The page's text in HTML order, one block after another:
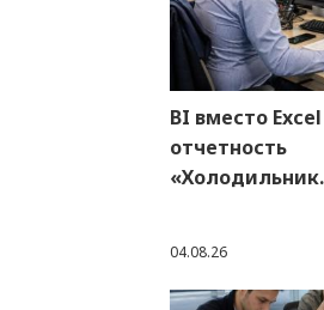
BI вместо
отчетность
04.08.26